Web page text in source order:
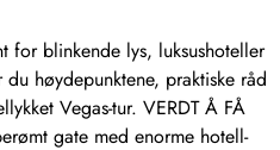
for blinkende lys, luksushoteller
høydepunktene, praktiske råd
Vegas-tur. VERDT Å FÅ
gate med enorme hotell-